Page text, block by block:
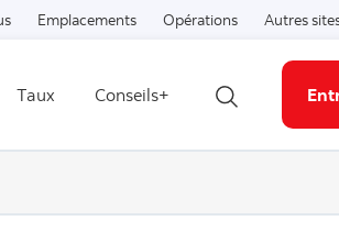
Emplacements Opérations Autres
Taux
Conseils+
Ouvrir la